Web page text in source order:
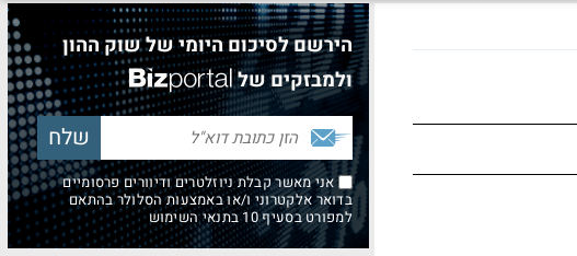
הירשם לסיכום היומי של שוק ההון
ולמבזקים של
אני מאשר קבלת ניוזלטרים ודיוורים פרסומיים
בדואר אלקטרוני ו/או באמצעות הסלולר בהתאם
למפורט בסעיף 10 בתנאי השימוש